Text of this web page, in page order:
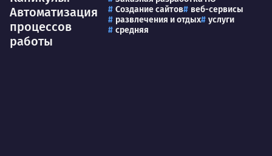
Автоматизация
процессов
работы
Создание сайтов
веб-сервисы
развлечения и отдых
услуги
средняя